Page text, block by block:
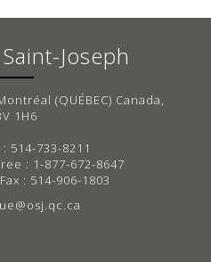
Joseph
(QUÉBEC) Canada,
1H6
514-733-8211
: 1-877-672-8647
: 514-906-1803